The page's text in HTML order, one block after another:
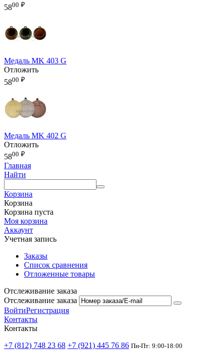
5800 ₽
Медаль MK 403 G
Отложить
5800 ₽
Медаль MK 402 G
Отложить
5800 ₽
Главная
Найти
Корзина
Корзина
Корзина пуста
Моя корзина
Аккаунт
Учетная запись
Заказы
Список сравнения
Отложенные товары
Отслеживание заказа
Отслеживание заказа
ВойтиРегистрация
Контакты
Контакты
+7 (812) 748 23 68 +7 (921) 445 76 86 Пн-Пт: 9:00-18:00